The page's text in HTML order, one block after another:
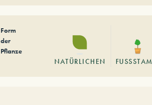
Form
der
Pflanze
NATÜRLICHEN
FUSSSTAMM